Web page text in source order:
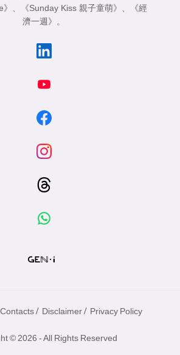
《Sunday Kiss 親子童萌》
《經
濟一週》
。
Contacts / Disclaimer / Privacy Policy
© 2026 - All Rights Reserved